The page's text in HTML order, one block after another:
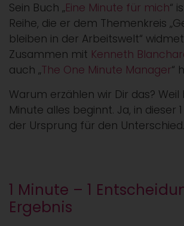
Sein Buch „Eine Minute für mich“
Reihe, die er dem Themenkreis
bleiben in der Arbeitswelt“
Zusammen mit Kenneth
auch „The One Minute Manager“
Warum erzählen wir Dir das? Weil
Minute alles beginnt. Ja, in dieser
der Ursprung für den Unterschied.
1 Minute – 1
Ergebnis